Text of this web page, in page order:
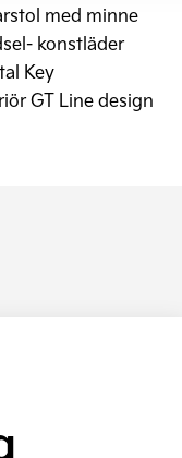
med minne
konstläder
Key
GT Line design